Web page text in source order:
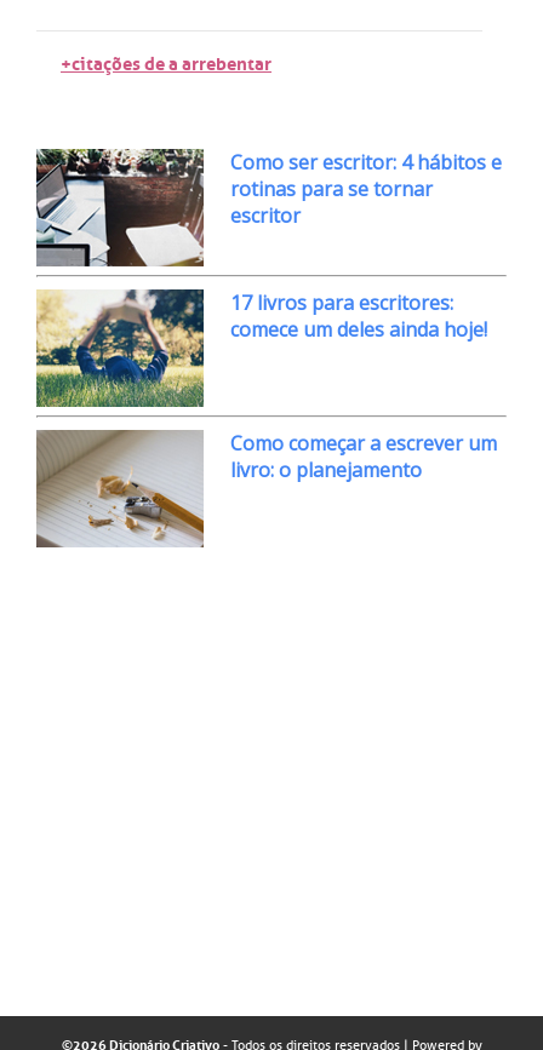
+citações de a arrebentar
Como ser escritor: 4 hábitos e
rotinas para se tornar
escritor
17 livros para escritores:
comece um deles ainda hoje!
Como começar a escrever um
livro: o planejamento
©2026 Dicionário Criativo- Todos os direitos reservados| Powered by